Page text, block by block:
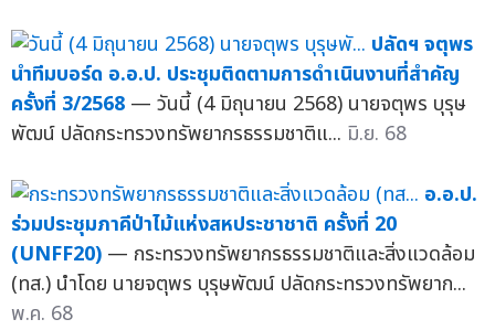
ปลัดฯ จตุพร
นำทีมบอร์ด อ.อ.ป. ประชุมติดตามการดำเนินงานที่สำคัญ
ครั้งที่ 3/2568 — วันนี้ (4 มิถุนายน 2568) นายจตุพร บุรุษ
พัฒน์ ปลัดกระทรวงทรัพยากรธรรมชาติแ... มิ.ย. 68
อ.อ.ป.
ร่วมประชุมภาคีป่าไม้แห่งสหประชาชาติ ครั้งที่ 20
(UNFF20) — กระทรวงทรัพยากรธรรมชาติและสิ่งแวดล้อม
(ทส.) นำโดย นายจตุพร บุรุษพัฒน์ ปลัดกระทรวงทรัพยาก...
พ.ค. 68